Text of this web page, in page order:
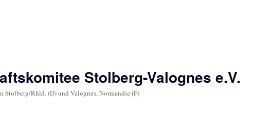
Stolberg-Valognes e.V.
Stolberg/Rhld. (D) und Valognes, Normandie (F)